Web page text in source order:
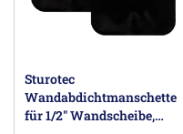
Sturotec
Wandabdichtmanschette
für 1/2" Wandscheibe,